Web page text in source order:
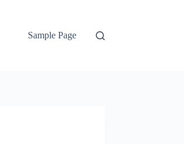
Sample Page